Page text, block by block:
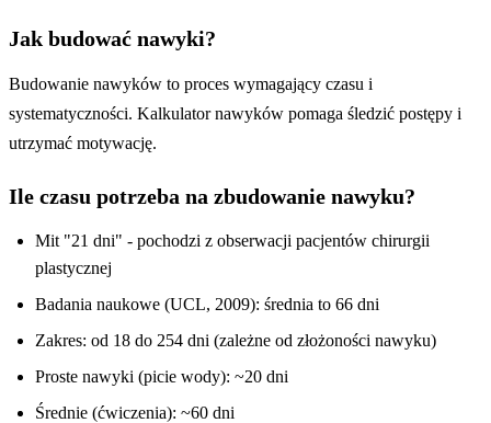
Jak budować nawyki?
Budowanie nawyków to proces wymagający czasu i
systematyczności. Kalkulator nawyków pomaga śledzić postępy i
utrzymać motywację.
Ile czasu potrzeba na zbudowanie nawyku?
Mit "21 dni" - pochodzi z obserwacji pacjentów chirurgii
plastycznej
Badania naukowe (UCL, 2009): średnia to 66 dni
Zakres: od 18 do 254 dni (zależne od złożoności nawyku)
Proste nawyki (picie wody): ~20 dni
Średnie (ćwiczenia): ~60 dni